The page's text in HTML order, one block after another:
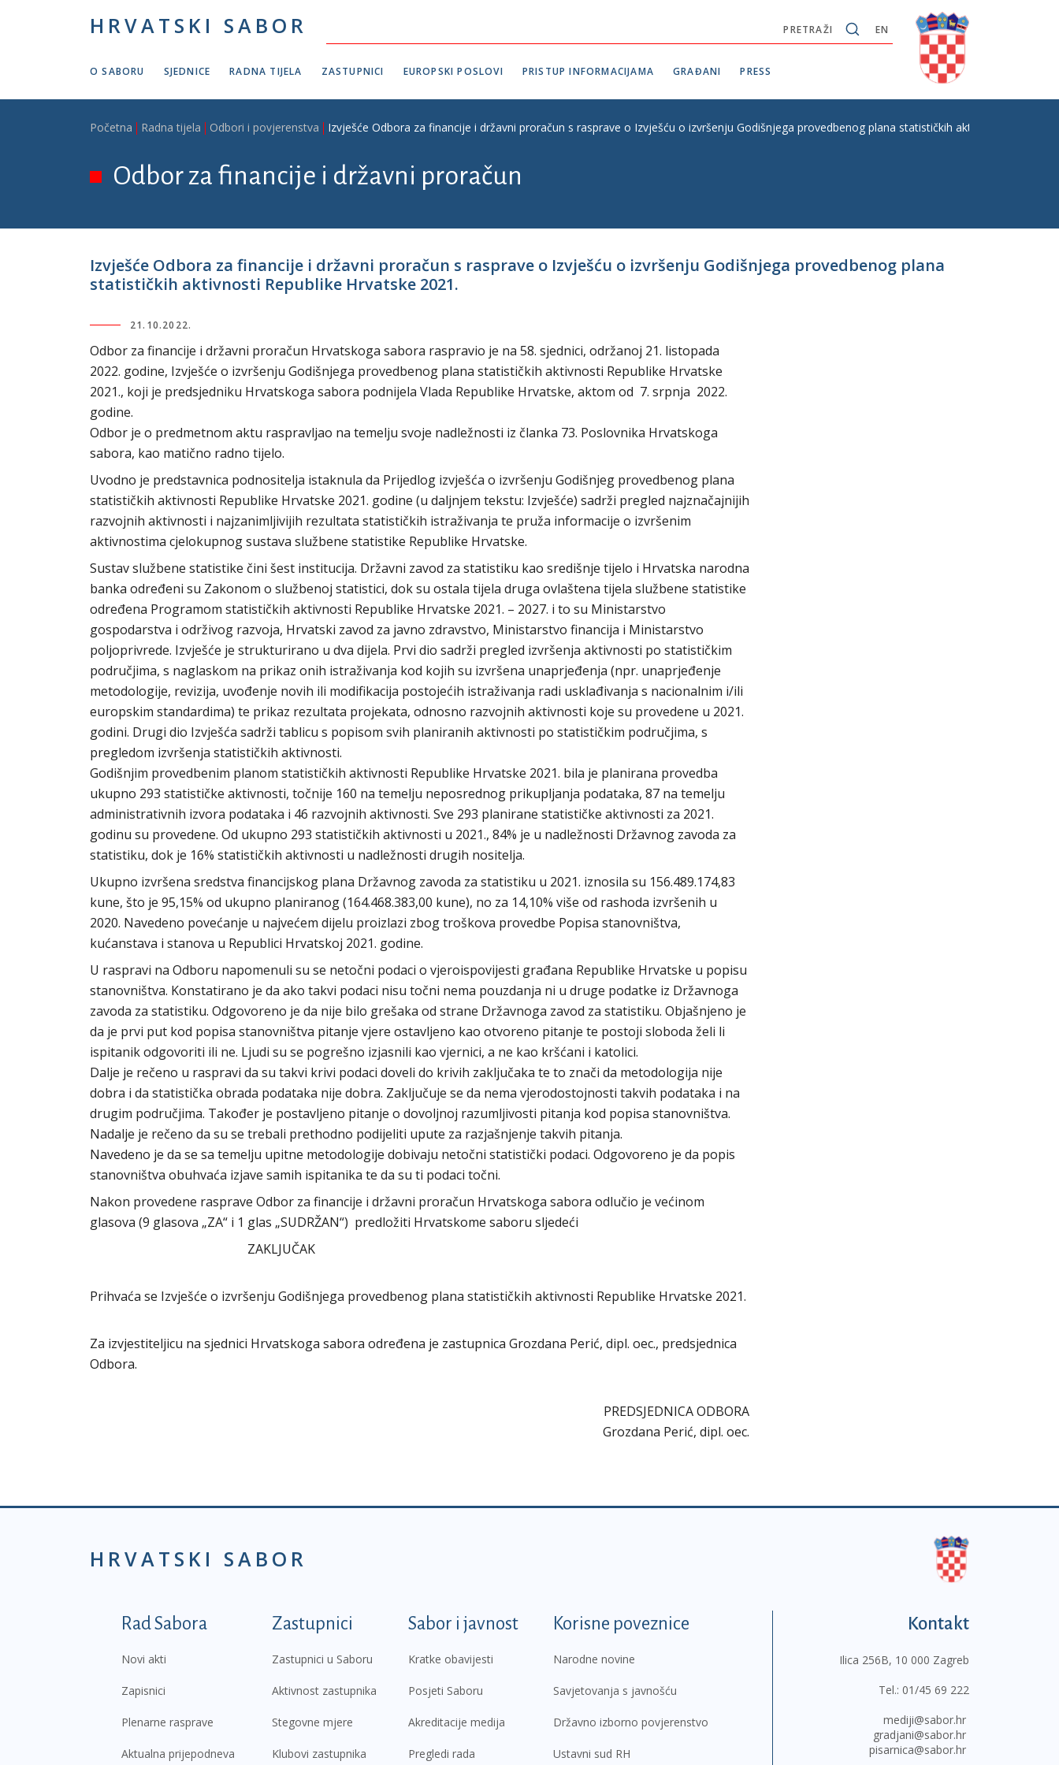
HRVATSKI SABOR EN
PRETRAŽI
O SABORU SJEDNICE RADNA TIJELA ZASTUPNICI EUROPSKI POSLOVI PRISTUP INFORMACIJAMA GRAĐANI PRESS
Breadcrumb
Početna Radna tijela Odbori i povjerenstva Izvješće Odbora za financije i državni proračun s rasprave o Izvješću o izvršenju Godišnjega provedbenog plana statističkih aktivnosti
Odbor za financije i državni proračun
Izvješće Odbora za financije i državni proračun s rasprave o Izvješću o izvršenju Godišnjega provedbenog plana
statističkih aktivnosti Republike Hrvatske 2021.
21.10.2022.
Odbor za financije i državni proračun Hrvatskoga sabora raspravio je na 58. sjednici, održanoj 21. listopada
2022. godine, Izvješće o izvršenju Godišnjega provedbenog plana statističkih aktivnosti Republike Hrvatske
2021., koji je predsjedniku Hrvatskoga sabora podnijela Vlada Republike Hrvatske, aktom od 7. srpnja 2022.
godine.
Odbor je o predmetnom aktu raspravljao na temelju svoje nadležnosti iz članka 73. Poslovnika Hrvatskoga
sabora, kao matično radno tijelo.
Uvodno je predstavnica podnositelja istaknula da Prijedlog izvješća o izvršenju Godišnjeg provedbenog plana
statističkih aktivnosti Republike Hrvatske 2021. godine (u daljnjem tekstu: Izvješće) sadrži pregled najznačajnijih
razvojnih aktivnosti i najzanimljivijih rezultata statističkih istraživanja te pruža informacije o izvršenim
aktivnostima cjelokupnog sustava službene statistike Republike Hrvatske.
Sustav službene statistike čini šest institucija. Državni zavod za statistiku kao središnje tijelo i Hrvatska narodna
banka određeni su Zakonom o službenoj statistici, dok su ostala tijela druga ovlaštena tijela službene statistike
određena Programom statističkih aktivnosti Republike Hrvatske 2021. – 2027. i to su Ministarstvo
gospodarstva i održivog razvoja, Hrvatski zavod za javno zdravstvo, Ministarstvo financija i Ministarstvo
poljoprivrede. Izvješće je strukturirano u dva dijela. Prvi dio sadrži pregled izvršenja aktivnosti po statističkim
područjima, s naglaskom na prikaz onih istraživanja kod kojih su izvršena unaprjeđenja (npr. unaprjeđenje
metodologije, revizija, uvođenje novih ili modifikacija postojećih istraživanja radi usklađivanja s nacionalnim i/ili
europskim standardima) te prikaz rezultata projekata, odnosno razvojnih aktivnosti koje su provedene u 2021.
godini. Drugi dio Izvješća sadrži tablicu s popisom svih planiranih aktivnosti po statističkim područjima, s
pregledom izvršenja statističkih aktivnosti.
Godišnjim provedbenim planom statističkih aktivnosti Republike Hrvatske 2021. bila je planirana provedba
ukupno 293 statističke aktivnosti, točnije 160 na temelju neposrednog prikupljanja podataka, 87 na temelju
administrativnih izvora podataka i 46 razvojnih aktivnosti. Sve 293 planirane statističke aktivnosti za 2021.
godinu su provedene. Od ukupno 293 statističkih aktivnosti u 2021., 84% je u nadležnosti Državnog zavoda za
statistiku, dok je 16% statističkih aktivnosti u nadležnosti drugih nositelja.
Ukupno izvršena sredstva financijskog plana Državnog zavoda za statistiku u 2021. iznosila su 156.489.174,83
kune, što je 95,15% od ukupno planiranog (164.468.383,00 kune), no za 14,10% više od rashoda izvršenih u
2020. Navedeno povećanje u najvećem dijelu proizlazi zbog troškova provedbe Popisa stanovništva,
kućanstava i stanova u Republici Hrvatskoj 2021. godine.
U raspravi na Odboru napomenuli su se netočni podaci o vjeroispovijesti građana Republike Hrvatske u popisu
stanovništva. Konstatirano je da ako takvi podaci nisu točni nema pouzdanja ni u druge podatke iz Državnoga
zavoda za statistiku. Odgovoreno je da nije bilo grešaka od strane Državnoga zavod za statistiku. Objašnjeno je
da je prvi put kod popisa stanovništva pitanje vjere ostavljeno kao otvoreno pitanje te postoji sloboda želi li
ispitanik odgovoriti ili ne. Ljudi su se pogrešno izjasnili kao vjernici, a ne kao kršćani i katolici.
Dalje je rečeno u raspravi da su takvi krivi podaci doveli do krivih zaključaka te to znači da metodologija nije
dobra i da statistička obrada podataka nije dobra. Zaključuje se da nema vjerodostojnosti takvih podataka i na
drugim područjima. Također je postavljeno pitanje o dovoljnoj razumljivosti pitanja kod popisa stanovništva.
Nadalje je rečeno da su se trebali prethodno podijeliti upute za razjašnjenje takvih pitanja.
Navedeno je da se sa temelju upitne metodologije dobivaju netočni statistički podaci. Odgovoreno je da popis
stanovništva obuhvaća izjave samih ispitanika te da su ti podaci točni.
Nakon provedene rasprave Odbor za financije i državni proračun Hrvatskoga sabora odlučio je većinom
glasova (9 glasova „ZA“ i 1 glas „SUDRŽAN“) predložiti Hrvatskome saboru sljedeći
ZAKLJUČAK
Prihvaća se Izvješće o izvršenju Godišnjega provedbenog plana statističkih aktivnosti Republike Hrvatske 2021.
Za izvjestiteljicu na sjednici Hrvatskoga sabora određena je zastupnica Grozdana Perić, dipl. oec., predsjednica
Odbora.
PREDSJEDNICA ODBORA
Grozdana Perić, dipl. oec.
HRVATSKI SABOR
Podnožje prvi izbornik
Rad Sabora
Novi akti
Zapisnici
Plenarne rasprave
Aktualna prijepodneva
Zastupnici
Zastupnici u Saboru
Aktivnost zastupnika
Stegovne mjere
Klubovi zastupnika
Sabor i javnost
Kratke obavijesti
Posjeti Saboru
Akreditacije medija
Pregledi rada
Korisne poveznice
Narodne novine
Savjetovanja s javnošću
Državno izborno povjerenstvo
Ustavni sud RH
Kontakt
Ilica 256B, 10 000 Zagreb
Tel.: 01/45 69 222
mediji@sabor.hr
gradjani@sabor.hr
pisarnica@sabor.hr